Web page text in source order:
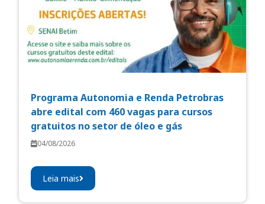
Programa Autonomia e Renda Petrobras
abre edital com 460 vagas para cursos
gratuitos no setor de óleo e gás
04/08/2026
Leia mais